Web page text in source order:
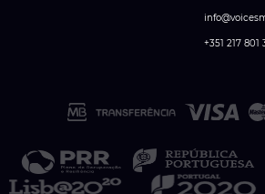
+351 217 801